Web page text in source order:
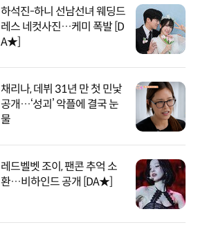
하석진-하니 선남선녀 웨딩드
레스 네컷사진…케미 폭발 [D
A★]
채리나, 데뷔 31년 만 첫 민낯
공개…‘성괴’ 악플에 결국 눈
물
레드벨벳 조이, 팬콘 추억 소
환…비하인드 공개 [DA★]